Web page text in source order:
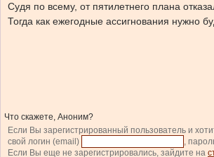
Судя по всему, от пятилетнего плана
Тогда как ежегодные ассигнования нужно
Что скажете, Аноним?
Если Вы зарегистрированный пользователь и
свой логин (email)
,
Если Вы еще не зарегистрировались, зайдите на